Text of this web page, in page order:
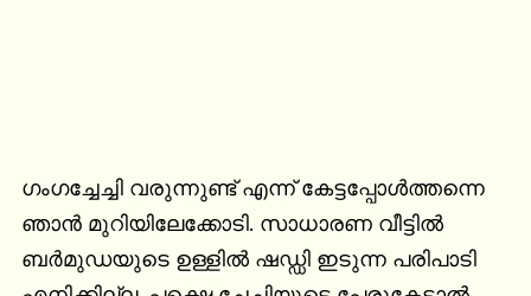
ഗംഗച്ചേച്ചി വരുന്നുണ്ട് എന്ന് കേട്ടപ്പോള്‍ത്തന്നെ
ഞാന്‍ മുറിയിലേക്കോടി. സാധാരണ വീട്ടില്‍
ബര്‍മുഡയുടെ ഉള്ളില്‍ ഷഡ്ഡി ഇടുന്ന പരിപാടി